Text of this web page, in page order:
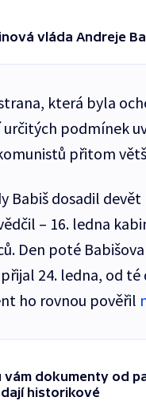
vláda Andreje
která byla
podmínek
přitom
Babiš dosadil
– 16. ledna
Den poté
24. ledna, od té
ho rovnou pověřil
vám dokumenty od
historikové